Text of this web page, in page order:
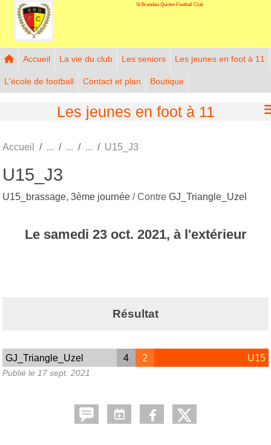
St Brandan-Quintin Football Club
Accueil La vie du club Les seniors Les jeunes en foot à 11
L'école de football Contact et plan Boutique
Les jeunes en foot à 11
Accueil U15_J3
U15_J3
U15_brassage, 3ème journée / Contre GJ_Triangle_Uzel
Le samedi 23 oct. 2021, à l'extérieur
Résultat
GJ_Triangle_Uzel 4 2 U15
Publié le 17 sept. 2021
Panneau de gestion des cookies